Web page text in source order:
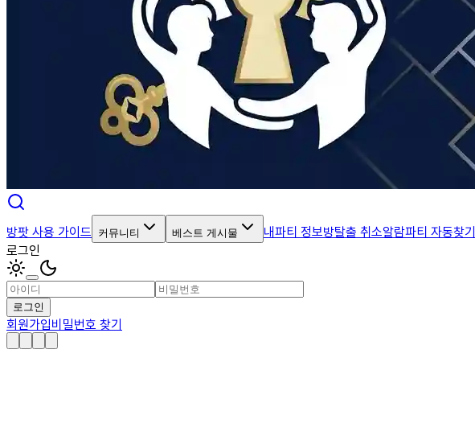
방팟 사용 가이드 커뮤니티 베스트 게시물 내파티 정보방탈출 취소알람파티 자동찾기
로그인
로그인
회원가입비밀번호 찾기